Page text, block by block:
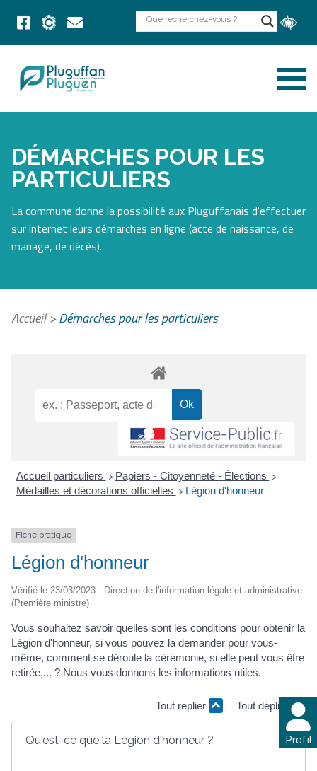
DÉMARCHES POUR LES
PARTICULIERS
La commune donne la possibilité aux Pluguffanais d'effectuer
sur internet leurs démarches en ligne (acte de naissance, de
mariage, de décès).
Profil
Accueil>Démarches pour les particuliers
Accueil particuliers > Papiers - Citoyenneté - Élections >
Médailles et décorations officielles > Légion d'honneur
Fiche pratique
Légion d'honneur
Vérifié le 23/03/2023 - Direction de l'information légale et administrative
(Première ministre)
Vous souhaitez savoir quelles sont les conditions pour obtenir la
Légion d'honneur, si vous pouvez la demander pour vous-
même, comment se déroule la cérémonie, si elle peut vous être
retirée,... ? Nous vous donnons les informations utiles.
Tout replier Tout déplier
Qu'est-ce que la Légion d'honneur ?